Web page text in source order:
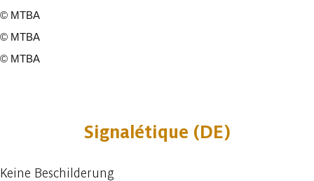
© MTBA
© MTBA
© MTBA
Signalétique (DE)
Keine Beschilderung